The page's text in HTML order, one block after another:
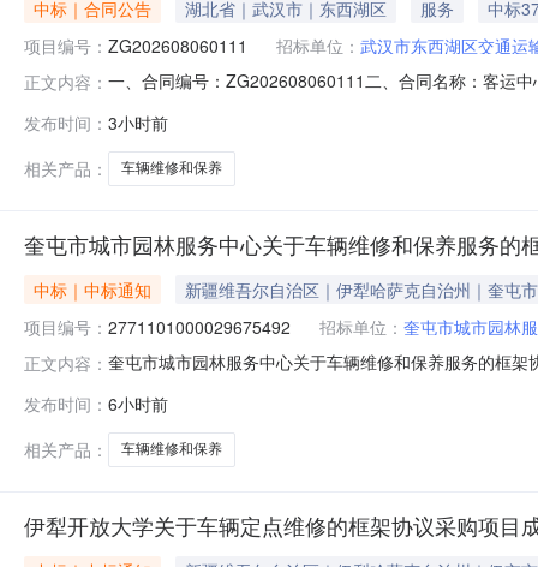
中标｜合同公告 湖北省｜武汉市｜东西湖区 服务
中标
项目编号： ZG202608060111 招标单位： 武汉市东西湖区交通运
正文内容： 一、合同编号：ZG202608060111二、合同名称：客运
湖区东西湖大道3823号（3）6、联系方式：
发布时间： 3小时前
相关产品：
车辆维修和保养
奎屯市城市园林服务中心关于车辆维修和保养服务的
中标｜中标通知
新疆维吾尔自治区｜伊犁哈萨克自治州｜奎屯市
项目编号： 2771101000029675492 招标单位： 奎屯市城市园林
正文内容： 奎屯市城市园林服务中心关于车辆维修和保养服务的框
金额（元）:项目所在行政区划编码:654003项目所在行
发布时间： 6小时前
相关产品：
车辆维修和保养
伊犁开放大学关于车辆定点维修的框架协议采购项目